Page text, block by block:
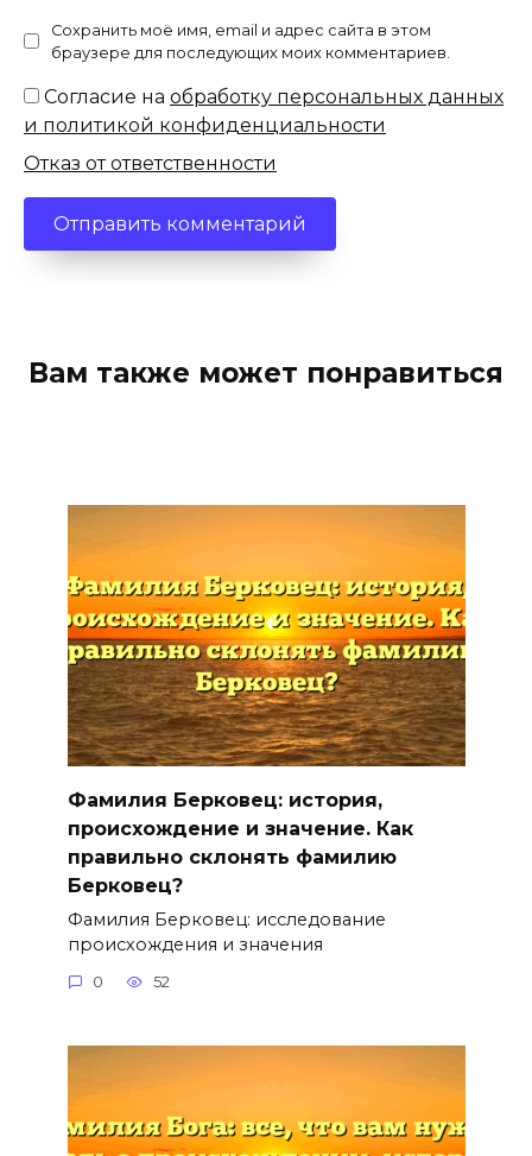
Сохранить моё имя, email и адрес сайта в этом
браузере для последующих моих комментариев.
Согласие на обработку персональных данных
и политикой конфиденциальности
Отказ от ответственности
Вам также может понравиться
Фамилия Берковец: история,
происхождение и значение. Как
правильно склонять фамилию
Берковец?
Фамилия Берковец: исследование
происхождения и значения
0 52